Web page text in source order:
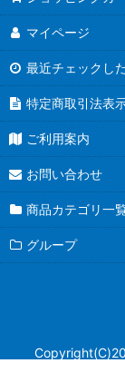
マイページ
最近チェックし
特定商取引法表
ご利用案内
お問い合わせ
商品カテゴリ一
グループ